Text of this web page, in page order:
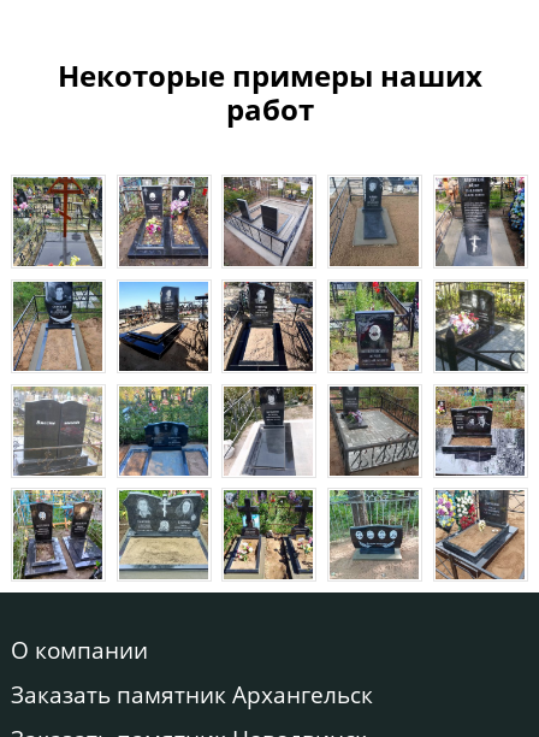
Некоторые примеры наших
работ
О компании
Заказать памятник Архангельск